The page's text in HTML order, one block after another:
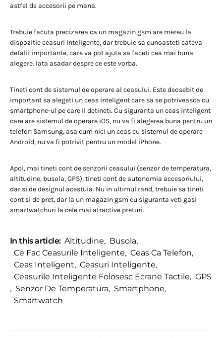
astfel de accesorii pe mana.
Trebuie facuta precizarea ca un magazin gsm are mereu la
dispozitie ceasuri inteligente, dar trebuie sa cunoasteti cateva
detalii importante, care va pot ajuta sa faceti cea mai buna
alegere. Iata asadar despre ce este vorba.
Tineti cont de sistemul de operare al ceasului. Este deosebit de
important sa alegeti un ceas inteligent care sa se potriveasca cu
smartphone-ul pe care il detineti. Cu siguranta un ceas inteligent
care are sistemul de operare iOS, nu va fi alegerea buna pentru un
telefon Samsung, asa cum nici un ceas cu sistemul de operare
Android, nu va fi potrivit pentru un model iPhone.
Apoi, mai tineti cont de senzorii ceasului (senzor de temperatura,
altitudine, busola, GPS), tineti cont de autonomia accesoriului,
dar si de designul acestuia. Nu in ultimul rand, trebuie sa tineti
cont si de pret, dar la un magazin gsm cu siguranta veti gasi
smartwatchuri la cele mai atractive preturi.
In this article: Altitudine, Busola,
Ce Fac Ceasurile Inteligente, Ceas Ca Telefon,
Ceas Inteligent, Ceasuri Inteligente,
Ceasurile Inteligente Folosesc Ecrane Tactile, GPS
, Senzor De Temperatura, Smartphone,
Smartwatch